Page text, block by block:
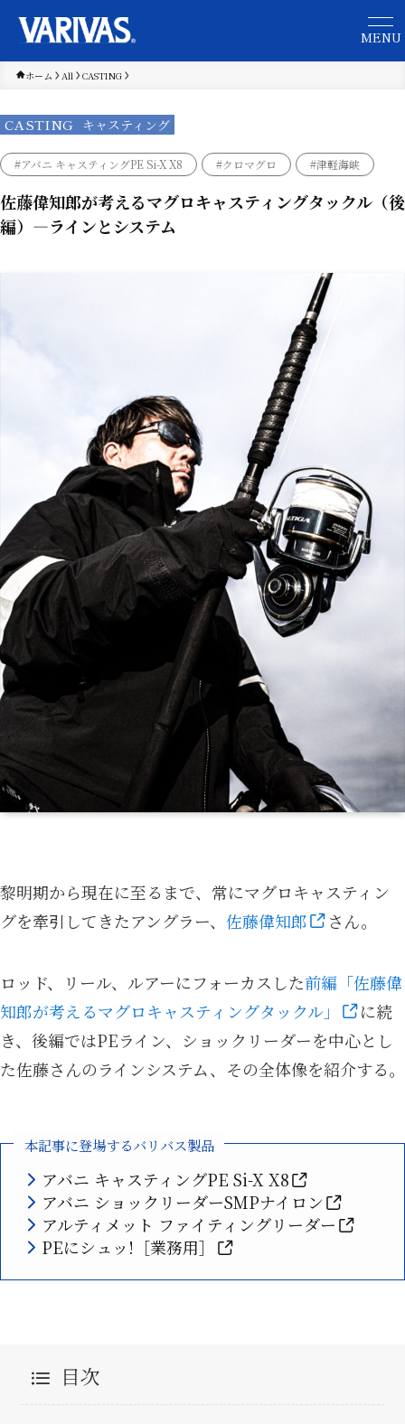
ホーム All CASTING
CASTING キャスティング
#アバニ キャスティングPE Si-X X8 #クロマグロ #津軽海峡
佐藤偉知郎が考えるマグロキャスティングタックル（後
編）―ラインとシステム
黎明期から現在に至るまで、常にマグロキャスティン
グを牽引してきたアングラー、 佐藤偉知郎 さん。
ロッド、リール、ルアーにフォーカスした前編「佐藤偉
知郎が考えるマグロキャスティングタックル」
に続
き、後編ではPEライン、ショックリーダーを中心とし
た佐藤さんのラインシステム、その全体像を紹介する。
本記事に登場するバリバス製品
アバニ キャスティングPE Si-X X8
アバニ ショックリーダーSMPナイロン
アルティメット ファイティングリーダー
PEにシュッ!［業務用］
目次